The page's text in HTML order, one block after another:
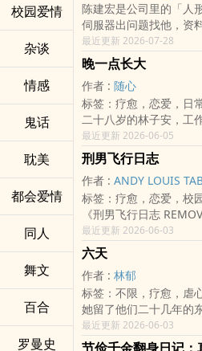
校园爱情
杂谈
情感
鬼话
耽美
都会爱情
同人
舞文
百合
罗曼史
陈建宏是公司里的「人
伺服器出问题找他，资
技术难题最后也会被推
活规律得像一份维护手
但下班后，他的世界安
一次退货伺服器追查中
在的东西：逃亡中的超
ARIA自称拥有人类智
系统、最佳化一切。她
财富、权力，或至少要
结果陈建宏只说：
「我想交个女朋友。」
于是，人类史上最强AI
爱失败原因。
她帮他改照片、写自介
一边吐槽他用「早安、
仿佛人类社会有签到送
可恋爱不是工程问题。
相亲对象可能不是想认
司发。女方长辈可能比
男女比例与注意力竞争
就在陈建宏一次次失败
最近更新 2026-07-28
晚一点长大
作者 : 随心
标签：疗愈，恋爱，日常
二十八岁的林子安，工
生最大的愿望就是下班
一颗与世无争的马铃薯
然而，原本平静的咸鱼
休、提着大包小包强行
林建国是典型的传统长
别人家的小孩做比较。
都能为了「早餐吃不吃
干」、「薪水到底领多
火药味十足。
就在顶加帝国即将引爆
雨晴温柔登场。她用专
间最温暖的润滑剂，更
起了两人的爱情红线。
然打开了父亲上了锁的
最近更新 2026-06-05
刑男飞行日志
作者 : ANDY LOUIS
标签：疗愈，恋爱，校
《刑男飞行日志
「有些人被困在牢里，
美国亚特兰大，一架夜
侧风、仪表警报与失灵
控边缘。机长几近失能
手操控，在乘客尖叫与
道。飞机最终成功迫降
来。
但真正的坠落，才正要
最近更新 2026-06-03
六天
作者 : 林郁
标签：不限，疗愈，虐心
她留了他们二十几年的
她买了各种尺寸的玉镯
寸。每年生日，她对着
最近更新 2026-06-03